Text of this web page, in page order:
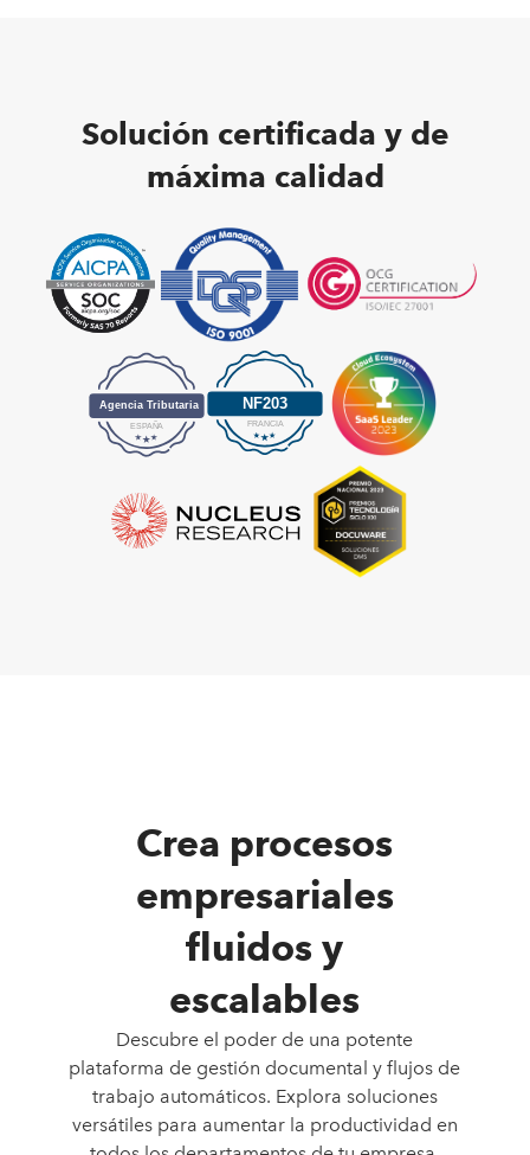
Solución certificada y de
máxima calidad
Crea procesos
empresariales
fluidos y
escalables
Descubre el poder de una potente
plataforma de gestión documental y flujos de
trabajo automáticos. Explora soluciones
versátiles para aumentar la productividad en